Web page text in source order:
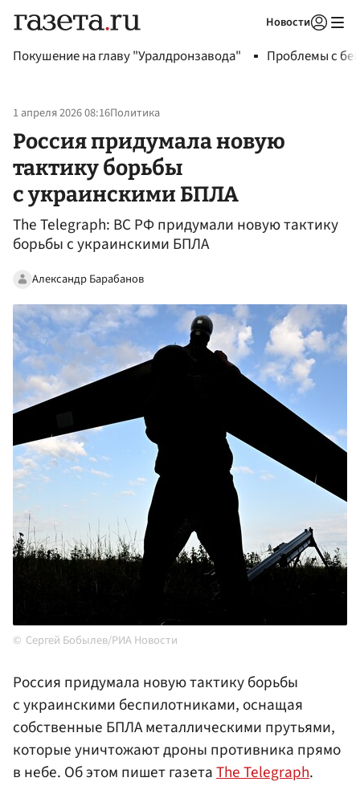
Новости
Покушение на главу "Уралдронзавода" Проблемы с
1 апреля 2026 08:16Политика
Россия придумала новую
тактику борьбы
с украинскими БПЛА
The Telegraph: ВС РФ придумали новую тактику
борьбы с украинскими БПЛА
Александр Барабанов
Сергей Бобылев/РИА Новости
Россия придумала новую тактику борьбы
с украинскими беспилотниками, оснащая
собственные БПЛА металлическими прутьями,
которые уничтожают дроны противника прямо
в небе. Об этом пишет газетаThe Telegraph.